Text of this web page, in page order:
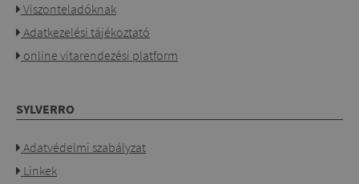
Viszonteladóknak
Adatkezelési tájékoztató
online vitarendezési platform
SYLVERRO
Adatvédelmi szabályzat
Linkek